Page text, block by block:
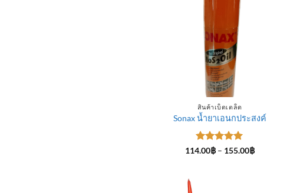
สินค้าเบ็ดเตล็ด
Sonax น้ำยาเอนกประสงค์
ให้คะแนน
114.00฿ – 155.00฿Price